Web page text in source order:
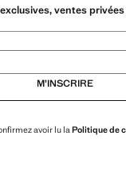
ventes
M’INSCRIRE
avoir lu la Politique de